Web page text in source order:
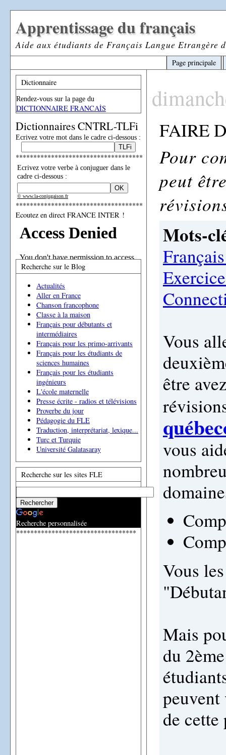
Apprentissage du français
Aide aux étudiants de Français Langue Etrangère
Page principale
Dictionnaire
Rendez-vous sur la page du
DICTIONNAIRE FRANCAİS
Dictionnaires CNTRL-TLFi
Ecrivez votre mot dans le cadre ci-dessous :
************************************
Ecrivez votre verbe à conjuguer dans le
cadre ci-dessous :
© www.la-conjugaison.fr
************************************
Ecoutez en direct FRANCE INTER !
Recherche sur le Blog
Actualités
Aller en France
Chanson francophone
Classe à la maison
Français pour débutants et
intermédiaires
Français pour les primo-arrivants
Français pour les étudiants de
sciences humaines
Français pour les étudiants
ingénieurs
L'école maternelle
Presse écrite - radios et télévisions
Proverbe du jour
Pédagogie du FLE
Traduction, interprétariat, lexique...
Turc et Turquie
Université Galatasaray
Recherche sur les sites FLE
Recherche personnalisée
**********************************
FAIRE
Pour
peut
Mots-
Vous
être
vous
Vous
Mais
du
de